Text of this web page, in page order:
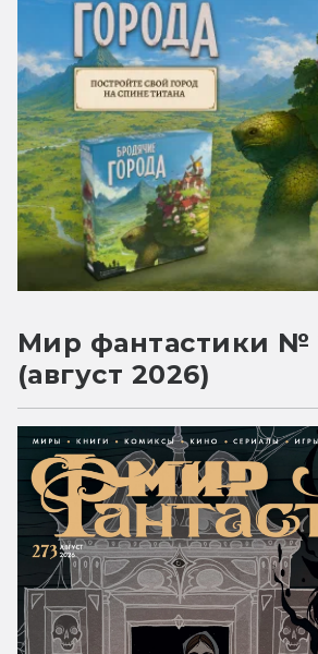
Мир фантастики №
(август 2026)